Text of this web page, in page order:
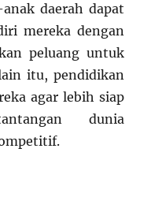
daerah dapat
mereka dengan
peluang untuk
itu, pendidikan
agar lebih siap
dunia